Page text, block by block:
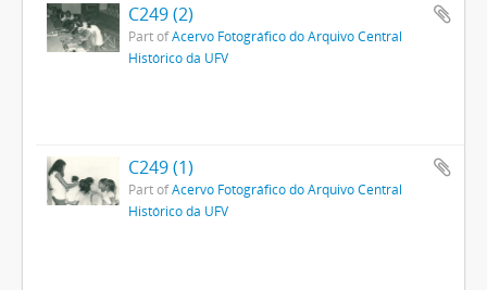
C249 (2)
Part ofAcervo Fotográfico do Arquivo Central
Histórico da UFV
C249 (1)
Part ofAcervo Fotográfico do Arquivo Central
Histórico da UFV